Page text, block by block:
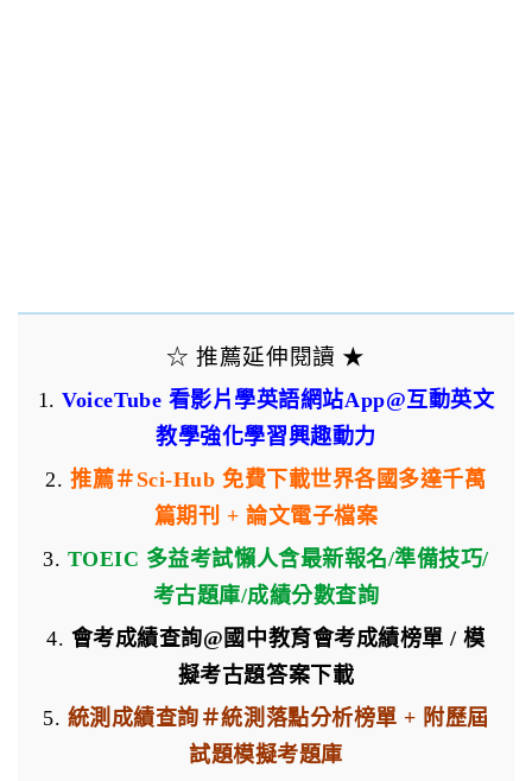
☆ 推薦延伸閱讀 ★
1. VoiceTube 看影片學英語網站App@互動英文
教學強化學習興趣動力
2. 推薦＃Sci-Hub 免費下載世界各國多達千萬
篇期刊 + 論文電子檔案
3. TOEIC 多益考試懶人含最新報名/準備技巧/
考古題庫/成績分數查詢
4. 會考成績查詢@國中教育會考成績榜單 / 模
擬考古題答案下載
5. 統測成績查詢＃統測落點分析榜單 + 附歷屆
試題模擬考題庫